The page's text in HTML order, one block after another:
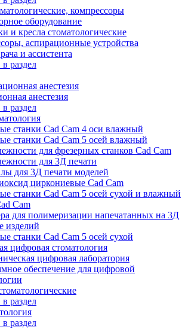
компрессоры
оборудование
и кресла стоматологические
аспирационные устройства
и ассистента
раздел
анестезия
анестезия
раздел
станки Cad Cam 4 оси влажный
станки Cad Cam 5 осей влажный
для фрезерных станков Cad Cam
для 3Д печати
для 3Д печати моделей
циркониевые Cad Cam
станки Cad Cam 5 осей сухой и влажный
Cam
для полимеризации напечатанных на 3Д
изделий
станки Cad Cam 5 осей сухой
цифровая стоматология
цифровая лаборатория
обеспечение для цифровой
раздел
раздел